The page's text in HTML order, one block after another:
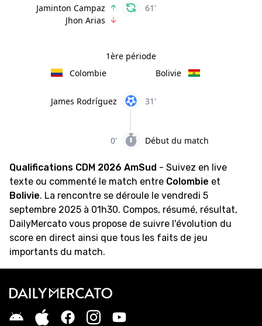
61'
Jaminton Campaz
Jhon Arias
1ère période
Colombie
Bolivie
31'
James Rodríguez
0' Début du match
Qualifications CDM 2026 AmSud - Suivez en live
texte ou commenté le match entre Colombie et
Bolivie. La rencontre se déroule le vendredi 5
septembre 2025 à 01h30. Compos, résumé, résultat,
DailyMercato vous propose de suivre l'évolution du
score en direct ainsi que tous les faits de jeu
importants du match.